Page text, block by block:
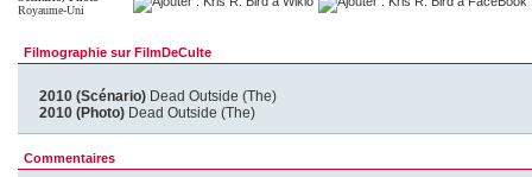
Royaume-Uni
Filmographie sur FilmDeCulte
2010 (Scénario) Dead Outside (The)
2010 (Photo) Dead Outside (The)
Commentaires